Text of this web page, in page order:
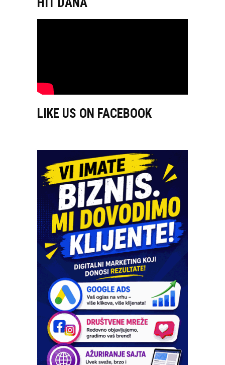
LIKE US ON FACEBOOK